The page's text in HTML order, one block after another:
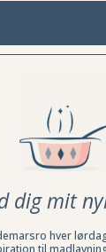
dig mit
hver
til